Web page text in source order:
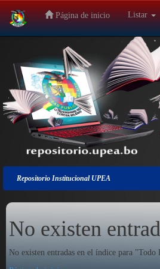
Salir
navegación
Página de inicio Listar
Repositorio Institucional UPEA
No existen
No existen entradas en el índice para "Todo